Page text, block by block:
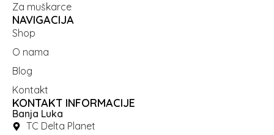
Za muškarce
NAVIGACIJA
Shop
O nama
Blog
Kontakt
KONTAKT INFORMACIJE
Banja Luka
TC Delta Planet